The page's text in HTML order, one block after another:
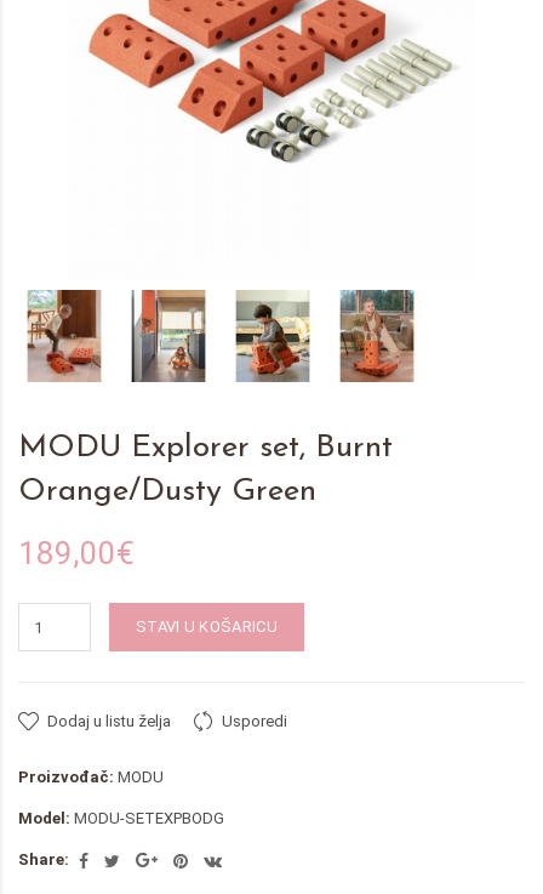
MODU Explorer set, Burnt
Orange/Dusty Green
189,00€
STAVI U KOŠARICU
Dodaj u listu želja Usporedi
Proizvođač: MODU
Model: MODU-SETEXPBODG
Share: